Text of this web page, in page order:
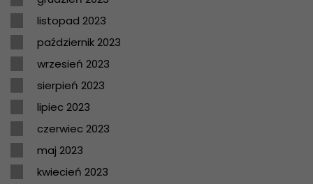
listopad 2023
październik 2023
wrzesień 2023
sierpień 2023
lipiec 2023
czerwiec 2023
maj 2023
kwiecień 2023